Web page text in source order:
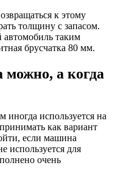
к этому
толщину с запасом.
автомобиль таким
брусчатка 80 мм.
можно, а когда
иногда используется на
как вариант
если машина
используется для
очень